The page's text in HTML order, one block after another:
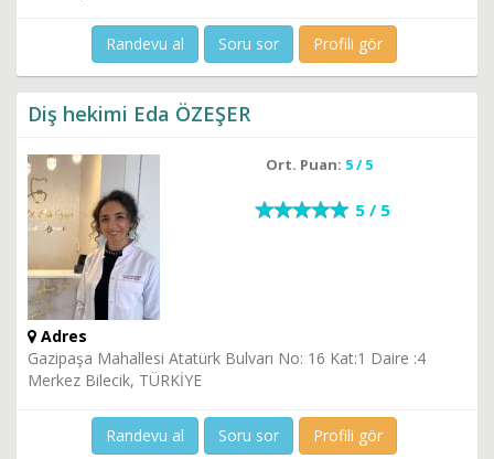
Randevu al Soru sor Profili gör
Diş hekimi Eda ÖZEŞER
Ort. Puan: 5 / 5
5 / 5
Adres
Gazipaşa Mahallesi Atatürk Bulvarı No: 16 Kat:1 Daire :4
Merkez Bilecik, TÜRKİYE
Randevu al Soru sor Profili gör